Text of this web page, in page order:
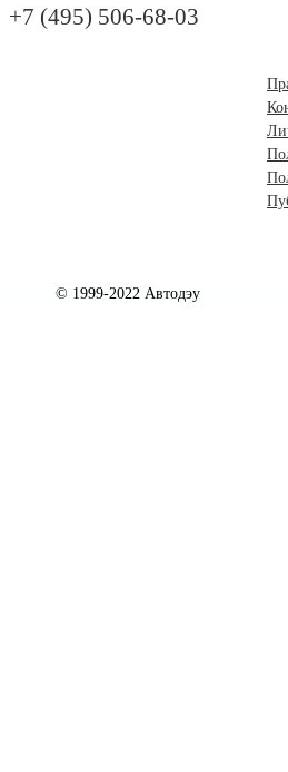
+7 (495) 506-68-03
© 1999-2022 Автодэу